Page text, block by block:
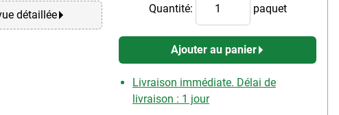
détaillée Quantité: paquet
Ajouter au panier
Livraison immédiate. Délai de
livraison : 1 jour